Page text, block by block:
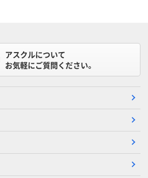
アスクルについて
お気軽にご質問ください。